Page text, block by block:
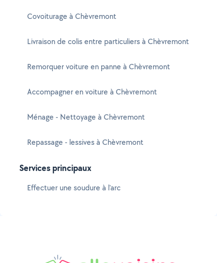
Covoiturage à Chèvremont
Livraison de colis entre particuliers à Chèvremont
Remorquer voiture en panne à Chèvremont
Accompagner en voiture à Chèvremont
Ménage - Nettoyage à Chèvremont
Repassage - lessives à Chèvremont
Services principaux
Effectuer une soudure à l'arc